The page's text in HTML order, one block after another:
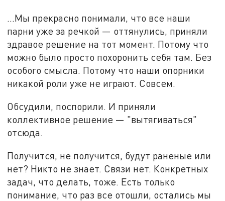
...Мы прекрасно понимали, что все наши
парни уже за речкой — оттянулись, приняли
здравое решение на тот момент. Потому что
можно было просто похоронить себя там. Без
особого смысла. Потому что наши опорники
никакой роли уже не играют. Совсем.
Обсудили, поспорили. И приняли
коллективное решение — "вытягиваться"
отсюда.
Получится, не получится, будут раненые или
нет? Никто не знает. Связи нет. Конкретных
задач, что делать, тоже. Есть только
понимание, что раз все отошли, остались мы